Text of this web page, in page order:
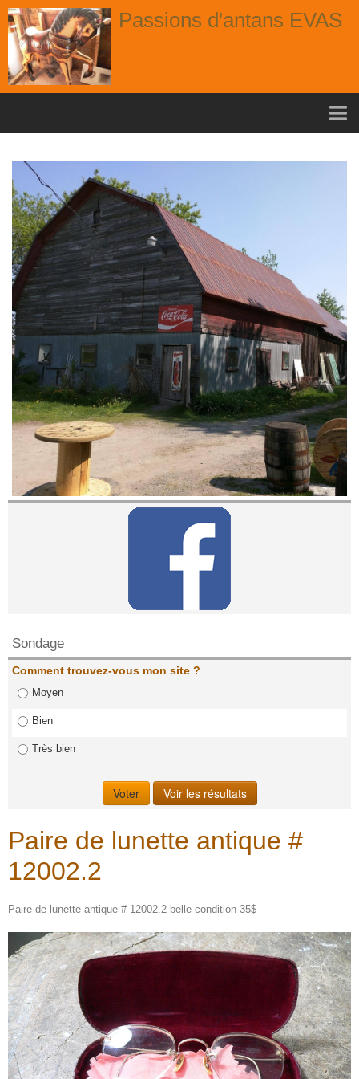
Passions d'antans EVAS
nouvelle arrivage aout
Album
Portes
Fenêtres
Chaises
Contact
Contactez nous!
Sondage
Comment trouvez-vous mon site ?
Moyen
Bien
Très bien
Paire de lunette antique #
12002.2
Paire de lunette antique # 12002.2 belle condition 35$